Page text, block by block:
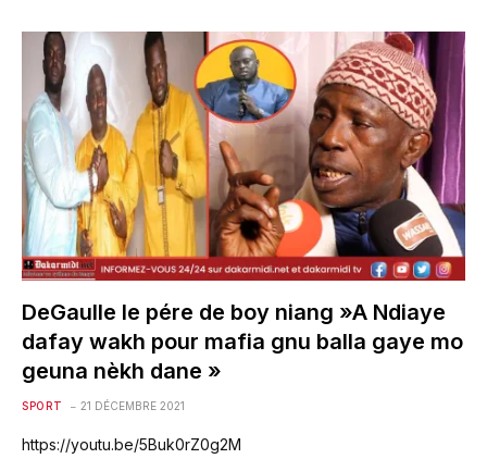
DeGaulle le pére de boy niang »A Ndiaye
dafay wakh pour mafia gnu balla gaye mo
geuna nèkh dane »
SPORT 21 DÉCEMBRE 2021
https://youtu.be/5Buk0rZ0g2M